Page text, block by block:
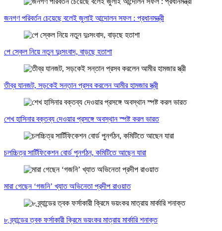
জনগণ পরিবর্তন চেয়েছে বলেই জুলাই আন্দোলন সফল : প্রধানমন্ত্রী
পে স্কেল নিয়ে নতুন দুঃসংবাদ, বাড়ছে হতাশা
তীব্র যানজট, সড়কেই সন্তান প্রসব করলেন আমীর হামজার স্ত্রী
শেখ হাসিনার বক্তব্য দেওয়ার প্রসঙ্গে অবস্থান স্পষ্ট করল ভারত
চলচ্চিত্র সার্টিফিকেশন বোর্ড পুনর্গঠন, কমিটিতে আছেন যারা
মারা গেছেন ‘গজনি’ খ্যাত অভিনেতা প্রদীপ রাওয়াত
৮ ব্র্যান্ডের ত্বক ফর্সাকারী ক্রিমে ভয়ংকর মাত্রায় মার্কারি শনাক্ত